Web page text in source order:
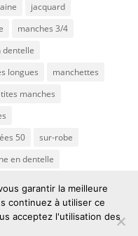
jacquard
manches 3/4
dentelle
longues
manchettes
manches
50
sur-robe
en dentelle
garantir la meilleure
continuez à utiliser ce
acceptez l'utilisation des